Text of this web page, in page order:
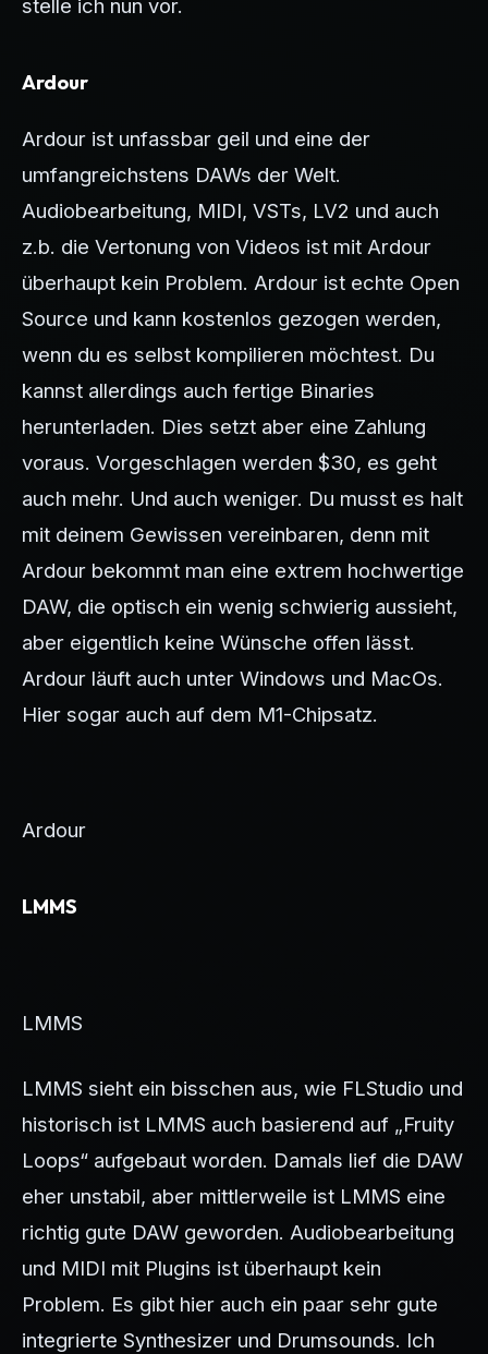
stelle ich nun vor.
Ardour
Ardour ist unfassbar geil und eine der
umfangreichstens DAWs der Welt.
Audiobearbeitung, MIDI, VSTs, LV2 und auch
z.b. die Vertonung von Videos ist mit Ardour
überhaupt kein Problem. Ardour ist echte Open
Source und kann kostenlos gezogen werden,
wenn du es selbst kompilieren möchtest. Du
kannst allerdings auch fertige Binaries
herunterladen. Dies setzt aber eine Zahlung
voraus. Vorgeschlagen werden $30, es geht
auch mehr. Und auch weniger. Du musst es halt
mit deinem Gewissen vereinbaren, denn mit
Ardour bekommt man eine extrem hochwertige
DAW, die optisch ein wenig schwierig aussieht,
aber eigentlich keine Wünsche offen lässt.
Ardour läuft auch unter Windows und MacOs.
Hier sogar auch auf dem M1-Chipsatz.
Ardour
LMMS
LMMS
LMMS sieht ein bisschen aus, wie FLStudio und
historisch ist LMMS auch basierend auf „Fruity
Loops“ aufgebaut worden. Damals lief die DAW
eher unstabil, aber mittlerweile ist LMMS eine
richtig gute DAW geworden. Audiobearbeitung
und MIDI mit Plugins ist überhaupt kein
Problem. Es gibt hier auch ein paar sehr gute
integrierte Synthesizer und Drumsounds. Ich